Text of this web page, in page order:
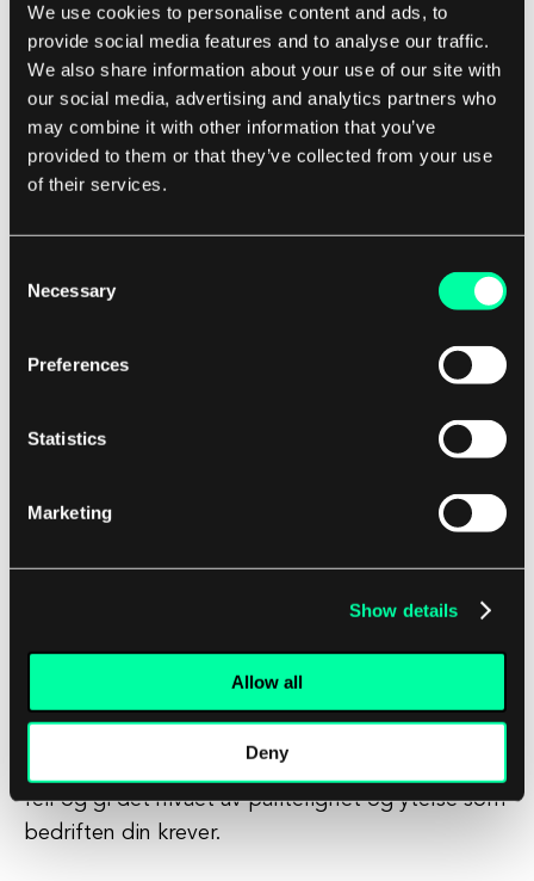
We use cookies to personalise content and ads, to
provide social media features and to analyse our traffic.
We also share information about your use of our site with
our social media, advertising and analytics partners who
may combine it with other information that you’ve
provided to them or that they’ve collected from your use
of their services.
Selection
Necessary
Preferences
Statistics
Marketing
Show details
Allow all
Deny
lokasjoner, kan selskaper sikre at dataene og
applikasjonene deres forblir tilgjengelige selv i
tilfelle en katastrofal feil på ett sted.
Alt i alt er redundans en avgjørende komponent i
nettverksdesign for
programvareutviklingsbedrifter, som bidrar til å
nettverksinfrastrukturen deres. Ved å inkorporere
programvareutviklingsbedrifter minimere risikoen
applikasjoner, og til slutt støtte suksessen til
Hvis du er en programvareutviklingsbedrift som
ønsker å forbedre påliteligheten og
tilgjengeligheten av nettverksinfrastrukturen din,
med eksperter på nettverksdesign kan du sikre at
nettverket ditt er bygget for å tåle potensielle
feil og gi det nivået av pålitelighet og ytelse som
bedriften din krever.